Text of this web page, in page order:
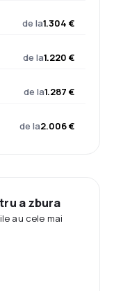
de la1.304 €
de la1.220 €
de la1.287 €
de la2.006 €
a zbura
au cele mai